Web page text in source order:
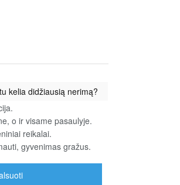
kelia didžiausią nerimą?
o ir visame pasaulyje.
reikalai.
gyvenimas gražus.